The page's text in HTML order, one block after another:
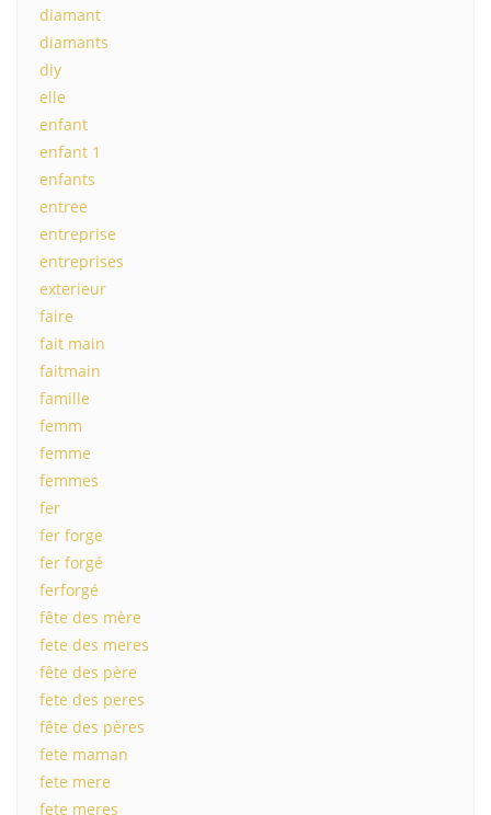
diamant
diamants
diy
elle
enfant
enfant 1
enfants
entree
entreprise
entreprises
exterieur
faire
fait main
faitmain
famille
femm
femme
femmes
fer
fer forge
fer forgé
ferforgé
fête des mère
fete des meres
fête des père
fete des peres
fête des pères
fete maman
fete mere
fete meres